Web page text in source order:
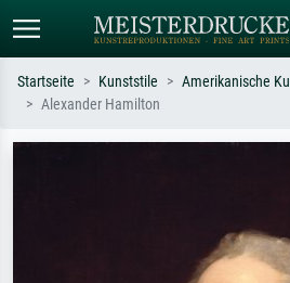
Startseite Kunststile Amerikanische
Alexander Hamilton